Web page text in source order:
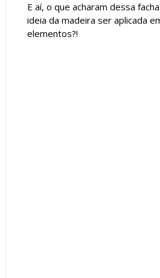
E aí, o que acharam dessa
ideia da madeira ser aplicada
elementos?!